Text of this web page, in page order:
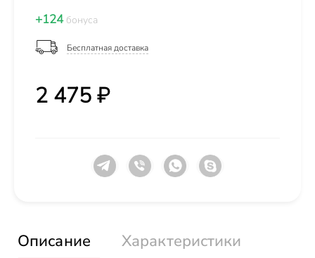
+124бонуса
Бесплатная доставка
2 475 ₽
Описание
Характеристики